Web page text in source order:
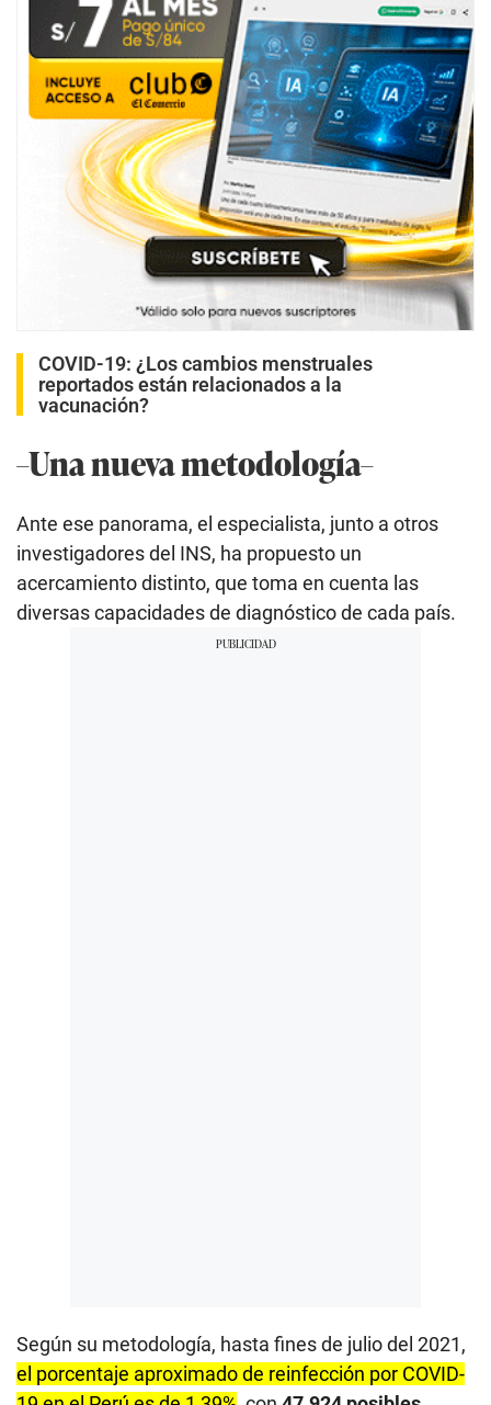
COVID-19: ¿Los cambios menstruales
reportados están relacionados a la
vacunación?
–Una nueva metodología–
Ante ese panorama, el especialista, junto a otros
investigadores del INS, ha propuesto un
acercamiento distinto, que toma en cuenta las
diversas capacidades de diagnóstico de cada país.
Según su metodología, hasta fines de julio del 2021,
el porcentaje aproximado de reinfección por COVID-